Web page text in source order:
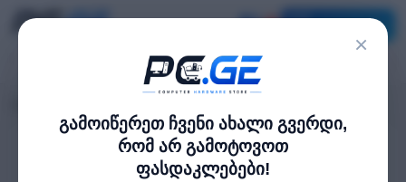
×
გამოიწერეთ ჩვენი ახალი გვერდი,
რომ არ გამოტოვოთ
ფასდაკლებები!